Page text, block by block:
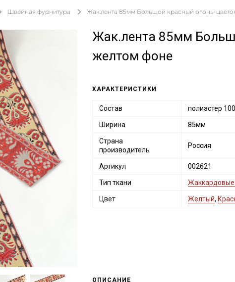
Швейная фурнитура Жак.лента 85мм Большой красный огонь-
Жак.лента 85мм
желтом фоне
ХАРАКТЕРИСТИКИ
Состав полиэстер
Ширина 85мм
Страна
производитель
Россия
Артикул 002621
Тип ткани Жаккардовые
Цвет Желтый,
ОПИСАНИЕ